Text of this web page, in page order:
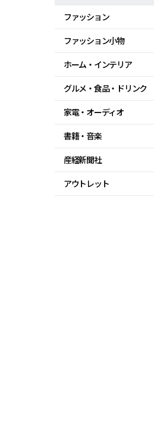
ファッション
ファッション小物
ホーム・ インテリア
グルメ・ 食品・ ドリンク
家電・ オーディオ
書籍・音楽
産経新聞社
アウトレット